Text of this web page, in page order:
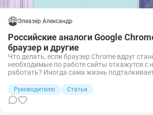
Элеазер Александр
Российские аналоги Google
браузер и другие
Что делать, если браузер Chrome вдруг
необходимые по работе сайты откажутся с
работать? Иногда сама жизнь
клиент перестает открываться в привычном
счастью, в России есть свои решения
и оно находится вполне себе на уровне.
Руководителю
Статьи